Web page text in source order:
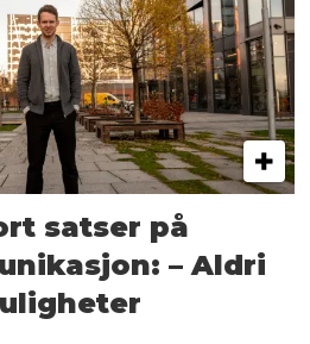
satser på
– Aldri